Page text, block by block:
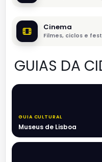
Cinema
Filmes, ciclos e
GUIAS DA
GUIA CULTURAL
Museus de Lisboa